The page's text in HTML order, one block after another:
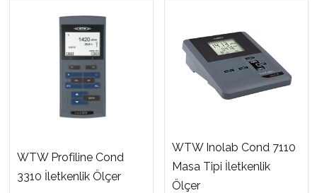
WTW Profiline Cond
3310 İletkenlik Ölçer
WTW Inolab Cond 7110
Masa Tipi İletkenlik
Ölçer